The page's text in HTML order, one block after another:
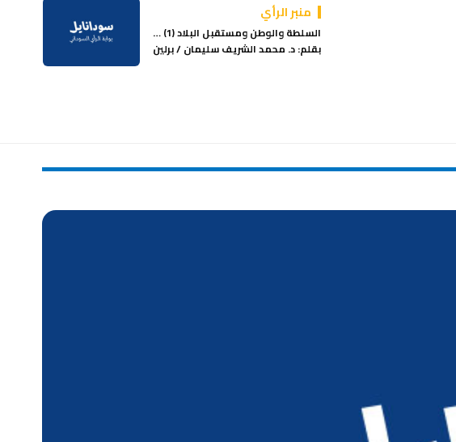
منبر الرأي
السلطة والوطن ومستقبل البلاد (1) …
بقلم: د. محمد الشريف سليمان / برلين